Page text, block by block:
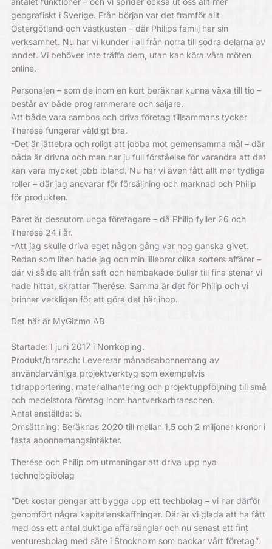
geografiskt i Sverige. Från början var det framför allt
Östergötland och västkusten – där Philips familj har sin
verksamhet. Nu har vi kunder i all från norra till södra delarna av
landet. Vi behöver inte träffa dem, utan kan köra våra möten
online.
Personalen – som de inom en kort beräknar kunna växa till tio –
består av både programmerare och säljare.
Att både vara sambos och driva företag tillsammans tycker
Therése fungerar väldigt bra.
-Det är jättebra och roligt att jobba mot gemensamma mål – där
båda är drivna och man har ju full förståelse för varandra att det
kan vara mycket jobb ibland. Nu har vi även fått allt mer tydliga
roller – där jag ansvarar för försäljning och marknad och Philip
för produkten.
Paret är dessutom unga företagare – då Philip fyller 26 och
Therése 24 i år.
-Att jag skulle driva eget någon gång var nog ganska givet.
Redan som liten hade jag och min lillebror olika sorters affärer –
där vi sålde allt från saft och hembakade bullar till fina stenar vi
hade hittat, skrattar Therése. Samma är det för Philip och vi
brinner verkligen för att göra det här ihop.
Det här är MyGizmo AB
Startade: I juni 2017 i Norrköping.
Produkt/bransch: Levererar månadsabonnemang av
användarvänliga projektverktyg som exempelvis
tidrapportering, materialhantering och projektuppföljning till små
och medelstora företag inom hantverkarbranschen.
Antal anställda: 5.
Omsättning: Beräknas 2020 till mellan 1,5 och 2 miljoner kronor i
fasta abonnemangsintäkter.
Therése och Philip om utmaningar att driva upp nya
technologibolag
”Det kostar pengar att bygga upp ett techbolag – vi har därför
genomfört några kapitalanskaffningar. Där är vi glada att ha fått
med oss ett antal duktiga affärsänglar och nu senast ett fint
venturesbolag med säte i Stockholm som backar vårt företag”.